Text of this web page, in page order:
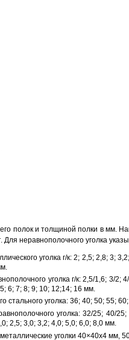
полок и толщиной полки в мм.
Для неравнополочного уголка
уголка г/к: 2; 2,5; 2,8; 3;
уголка г/к: 2,5/1,6; 3/
6; 7; 8; 9; 10; 12;14; 16 мм.
стального уголка: 36; 40; 50; 55;
уголка: 32/25;
2,5; 3,0; 3,2; 4,0; 5,0; 6,0; 8,0 мм.
уголки 40×40х4 мм,